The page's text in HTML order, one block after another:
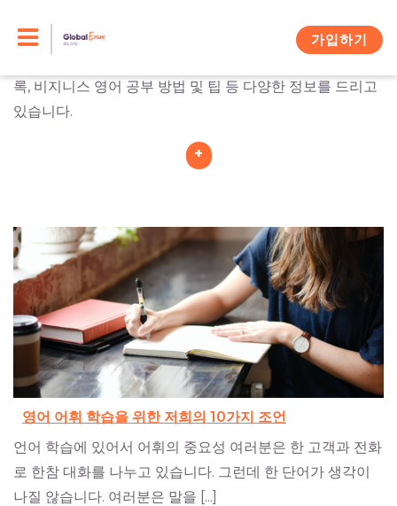
가입하기
할지 걱정하고 계신가요 ? 그렇다면 이 블로그에서는 여러
록, 비지니스 영어 공부 방법 및 팁 등 다양한 정보를 드리고
있습니다.
+
영어 어휘 학습을 위한 저희의 10가지 조언
언어 학습에 있어서 어휘의 중요성 여러분은 한 고객과 전화
로 한참 대화를 나누고 있습니다. 그런데 한 단어가 생각이
나질 않습니다. 여러분은 말을 [...]